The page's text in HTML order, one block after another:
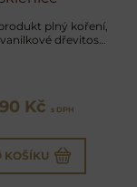
plný koření,
dřevitosti
Kč s DPH
KOŠÍKU